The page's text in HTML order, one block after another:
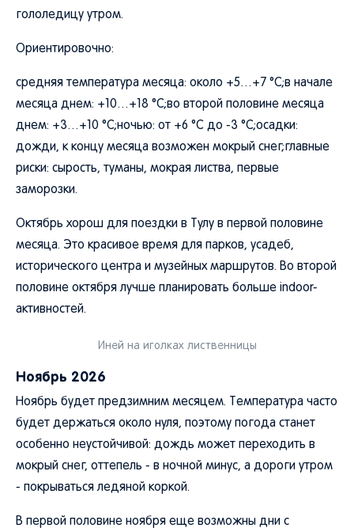
гололедицу утром.
Ориентировочно:
средняя температура месяца: около +5…+7 °C;в начале
месяца днем: +10…+18 °C;во второй половине месяца
днем: +3…+10 °C;ночью: от +6 °C до -3 °C;осадки:
дожди, к концу месяца возможен мокрый снег;главные
риски: сырость, туманы, мокрая листва, первые
заморозки.
Октябрь хорош для поездки в Тулу в первой половине
месяца. Это красивое время для парков, усадеб,
исторического центра и музейных маршрутов. Во второй
половине октября лучше планировать больше indoor-
активностей.
Иней на иголках лиственницы
Ноябрь 2026
Ноябрь будет предзимним месяцем. Температура часто
будет держаться около нуля, поэтому погода станет
особенно неустойчивой: дождь может переходить в
мокрый снег, оттепель - в ночной минус, а дороги утром
- покрываться ледяной коркой.
В первой половине ноября еще возможны дни с